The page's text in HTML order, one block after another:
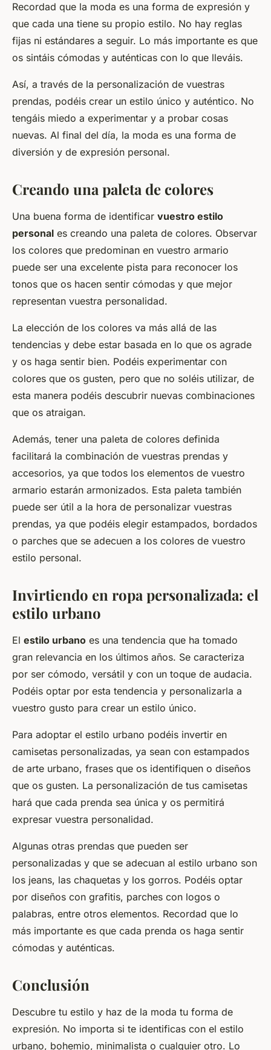
Recordad que la moda es una forma de expresión y
que cada una tiene su propio estilo. No hay reglas
fijas ni estándares a seguir. Lo más importante es que
os sintáis cómodas y auténticas con lo que lleváis.
Así, a través de la personalización de vuestras
prendas, podéis crear un estilo único y auténtico. No
tengáis miedo a experimentar y a probar cosas
nuevas. Al final del día, la moda es una forma de
diversión y de expresión personal.
Creando una paleta de colores
Una buena forma de identificar vuestro estilo
personal es creando una paleta de colores. Observar
los colores que predominan en vuestro armario
puede ser una excelente pista para reconocer los
tonos que os hacen sentir cómodas y que mejor
representan vuestra personalidad.
La elección de los colores va más allá de las
tendencias y debe estar basada en lo que os agrade
y os haga sentir bien. Podéis experimentar con
colores que os gusten, pero que no soléis utilizar, de
esta manera podéis descubrir nuevas combinaciones
que os atraigan.
Además, tener una paleta de colores definida
facilitará la combinación de vuestras prendas y
accesorios, ya que todos los elementos de vuestro
armario estarán armonizados. Esta paleta también
puede ser útil a la hora de personalizar vuestras
prendas, ya que podéis elegir estampados, bordados
o parches que se adecuen a los colores de vuestro
estilo personal.
Invirtiendo en ropa personalizada: el
estilo urbano
El estilo urbano es una tendencia que ha tomado
gran relevancia en los últimos años. Se caracteriza
por ser cómodo, versátil y con un toque de audacia.
Podéis optar por esta tendencia y personalizarla a
vuestro gusto para crear un estilo único.
Para adoptar el estilo urbano podéis invertir en
camisetas personalizadas, ya sean con estampados
de arte urbano, frases que os identifiquen o diseños
que os gusten. La personalización de tus camisetas
hará que cada prenda sea única y os permitirá
expresar vuestra personalidad.
Algunas otras prendas que pueden ser
personalizadas y que se adecuan al estilo urbano son
los jeans, las chaquetas y los gorros. Podéis optar
por diseños con grafitis, parches con logos o
palabras, entre otros elementos. Recordad que lo
más importante es que cada prenda os haga sentir
cómodas y auténticas.
Conclusión
Descubre tu estilo y haz de la moda tu forma de
expresión. No importa si te identificas con el estilo
urbano, bohemio, minimalista o cualquier otro. Lo